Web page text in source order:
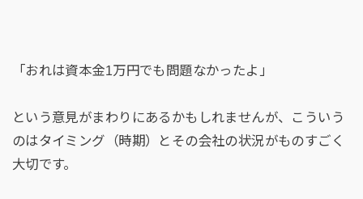
「おれは資本金1万円でも問題なかったよ」
という意見がまわりにあるかもしれませんが、こういう
のはタイミング（時期）とその会社の状況がものすごく
大切です。